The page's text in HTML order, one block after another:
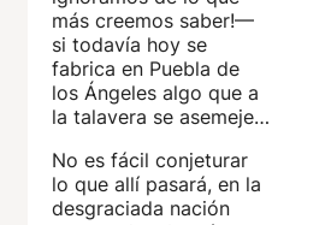
más creemos saber!—
si todavía hoy se
fabrica en Puebla de
los Ángeles algo que a
la talavera se asemeje…
No es fácil conjeturar
lo que allí pasará, en la
desgraciada nación